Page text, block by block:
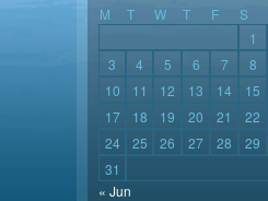
M T W T F S
1
3
4 5 6 7 8
10
11 12 13 14 15
17
18 19 20 21 22
24
25 26 27 28 29
31
« Jun